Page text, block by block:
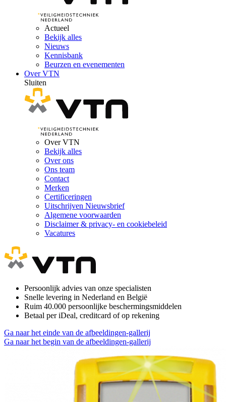
Actueel
Bekijk alles
Nieuws
Kennisbank
Beurzen en evenementen
Over VTN
Sluiten
Over VTN
Bekijk alles
Over ons
Ons team
Contact
Merken
Certificeringen
Uitschrijven Nieuwsbrief
Algemene voorwaarden
Disclaimer & privacy- en cookiebeleid
Vacatures
Persoonlijk advies van onze specialisten
Snelle levering in Nederland en België
Ruim 40.000 persoonlijke beschermingsmiddelen
Betaal per iDeal, creditcard of op rekening
Ga naar het einde van de afbeeldingen-gallerij
Ga naar het begin van de afbeeldingen-gallerij